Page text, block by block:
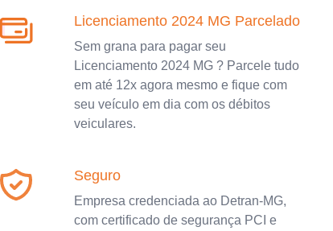
Licenciamento 2024 MG Parcelado
Sem grana para pagar seu
Licenciamento 2024 MG ? Parcele tudo
em até 12x agora mesmo e fique com
seu veículo em dia com os débitos
veiculares.
Seguro
Empresa credenciada ao Detran-MG,
com certificado de segurança PCI e